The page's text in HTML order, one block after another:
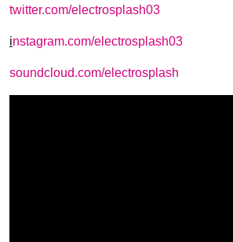
twitter.com/electrosplash03
instagram.com/electrosplash03
soundcloud.com/electrosplash